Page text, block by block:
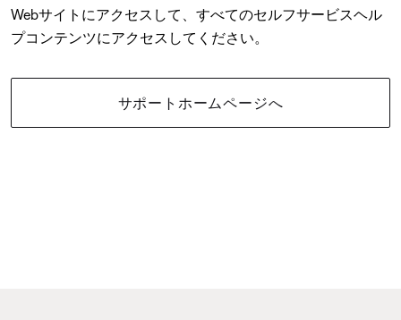
Webサイトにアクセスして、すべてのセルフサービスヘル
プコンテンツにアクセスしてください。
サポートホームページへ